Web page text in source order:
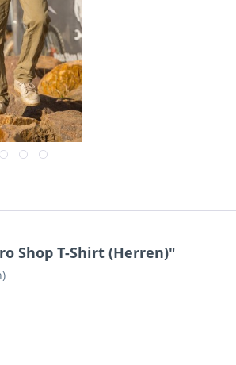
Shop T-Shirt (Herren)"